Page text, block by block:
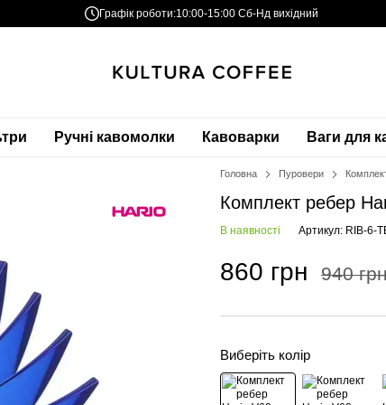
Графік роботи:10:00-15:00 Сб-Нд вихідний
Ручні кавомолки Кавоварки Ваги для
Головна Пуровери
Комплект ребер
В наявності Артикул: RIB-6-
860 грн 940
Виберіть колір